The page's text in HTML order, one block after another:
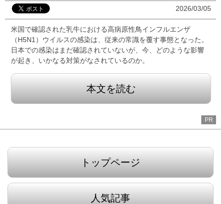
2026/03/05
米国で確認された乳牛における高病原性鳥インフルエンザ
（H5N1）ウイルスの感染は、従来の常識を覆す事態となった。
日本での感染はまだ確認されていないが、今、どのような影響
が起き、いかなる対策がなされているのか。
本文を読む
PR
トップページ
人気記事